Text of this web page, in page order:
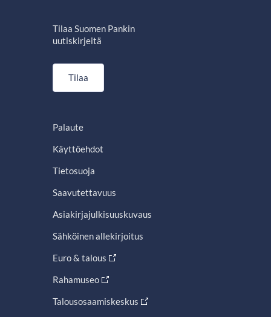
Tilaa Suomen Pankin
uutiskirjeitä
Tilaa
Palaute
Käyttöehdot
Tietosuoja
Saavutettavuus
Asiakirjajulkisuuskuvaus
Sähköinen allekirjoitus
Euro & talous
Rahamuseo
Talousosaamiskeskus